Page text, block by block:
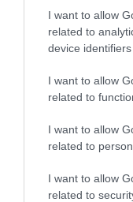
I want to allow
related to
device identifiers
I want to allow
related to
I want to allow
related to
I want to allow
related to
PRODUTOS E MARCAS
NEXT apresenta